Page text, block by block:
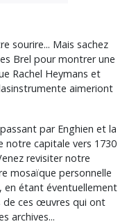
sourire... Mais sachez
Brel pour montrer une
Rachel Heymans et
aimeriont
par Enghien et la
notre capitale vers 1730
revisiter notre
mosaïque personnelle
en étant éventuellement
de ces œuvres qui ont
archives...